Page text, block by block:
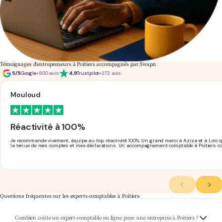
Témoignages d'entrepreneurs à Poitiers accompagnés par Swapn
5/5Google+800 avis 4,9Trustpilot+372 avis
Mouloud
Réactivité à 100%
Je recommande vivement, équipe au top, réactivité 100%. Un grand merci à Aziza et à
la tenue de mes comptes et mes déclarations. Un accompagnement comptable à Poitiers
Questions fréquentes sur les experts-comptables à Poitiers
Combien coûte un expert-comptable en ligne pour une entreprise à Poitiers ?
Swapn propose un accompagnement comptable complet à partir de 29€ HT/mois, que